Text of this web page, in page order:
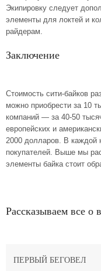
Экипировку следует
элементы для локтей и
райдерам.
Заключение
Стоимость сити-байков
можно приобрести за 10
компаний — за 40-50
европейских и
2000 долларов. В каждой
покупателей. Выше мы
элементы байка стоит
Рассказываем все о
ПЕРВЫЙ БЕГОВЕЛ